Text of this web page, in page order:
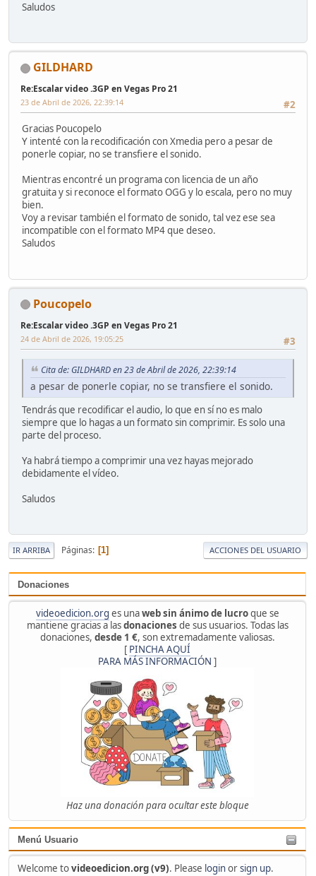
Donaciones
videoedicion.org es unaweb sin ánimo de lucroque se
mantiene gracias a lasdonaciones de sus usuarios. Todas las
donaciones, desde 1 €, son extremadamente valiosas.
[ PINCHA AQUÍ
PARA MÁS INFORMACIÓN ]
Haz una donación para ocultar este bloque
Menú Usuario
Welcome tovideoedicion.org (v9). Please loginorsign up.
Saludos
GILDHARD
Re:Escalar video .3GP en Vegas Pro 21
#2
23 de Abril de 2026, 22:39:14
Gracias Poucopelo
Y intenté con la recodificación con Xmedia pero a pesar de
ponerle copiar, no se transfiere el sonido.
Mientras encontré un programa con licencia de un año
gratuita y si reconoce el formato OGG y lo escala, pero no muy
bien.
Voy a revisar también el formato de sonido, tal vez ese sea
incompatible con el formato MP4 que deseo.
Saludos
Poucopelo
Re:Escalar video .3GP en Vegas Pro 21
#3
24 de Abril de 2026, 19:05:25
Cita de: GILDHARD en 23 de Abril de 2026, 22:39:14
a pesar de ponerle copiar, no se transfiere el sonido.
Tendrás que recodificar el audio, lo que en sí no es malo
siempre que lo hagas a un formato sin comprimir. Es solo una
parte del proceso.
Ya habrá tiempo a comprimir una vez hayas mejorado
debidamente el vídeo.
Saludos
IR ARRIBA Páginas 1 ACCIONES DEL USUARIO